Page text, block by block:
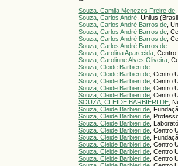
Souza, Camila Menezes Freire de
Souza, Carlos André , Unilus
Souza, Carlos André Barros de ,
Souza, Carlos André Barros de ,
Souza, Carlos André Barros de ,
Souza, Carlos André Barros de
Souza, Carolina Aparecida ,
Souza, Carolinne Alves Oliveira ,
Souza, Cleide Barbieri de
Souza, Cleide Barbieri de , Centro
Souza, Cleide Barbieri de , Centro
Souza, Cleide Barbieri de , Centro
Souza, Cleide Barbieri de , Centro
SOUZA, CLEIDE BARBIERI DE ,
Souza, Cleide Barbieri de ,
Souza, Cleide Barbieri de ,
Souza, Cleide Barbieri de ,
Souza, Cleide Barbieri de , Centro
Souza, Cleide Barbieri de ,
Souza, Cleide Barbieri de , Centro
Souza, Cleide Barbieri de , Centro
Souza, Cleide Barbieri de , Centro